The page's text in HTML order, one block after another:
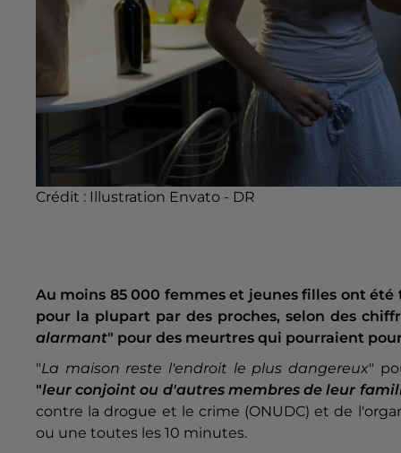
Crédit : Illustration Envato - DR
Au moins 85 000 femmes et jeunes filles ont
pour la plupart par des proches, selon des
alarmant" pour des meurtres qui pourraient
"La maison reste l'endroit le plus dangereux"
"leur conjoint ou d'autres membres de leur
contre la drogue et le crime (ONUDC) et de
ou une toutes les 10 minutes.